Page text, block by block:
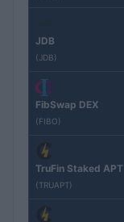
JDB
(JDB)
FibSwap DEX
(FIBO)
TruFin Staked APT
(TRUAPT)